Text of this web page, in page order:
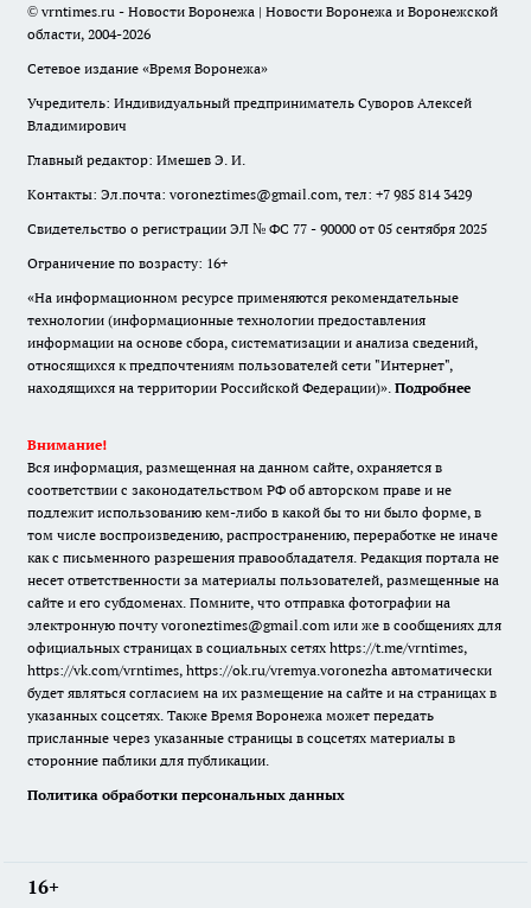
© vrntimes.ru - Новости Воронежа | Новости Воронежа и Воронежской
области, 2004-2026
Сетевое издание «Время Воронежа»
Учредитель: Индивидуальный предприниматель Суворов Алексей
Владимирович
Главный редактор: Имешев Э. И.
Контакты: Эл.почта: voroneztimes@gmail.com, тел: +7 985 814 3429
Свидетельство о регистрации ЭЛ № ФС 77 - 90000 от 05 сентября 2025
Ограничение по возрасту: 16+
«На информационном ресурсе применяются рекомендательные
технологии (информационные технологии предоставления
информации на основе сбора, систематизации и анализа сведений,
относящихся к предпочтениям пользователей сети "Интернет",
находящихся на территории Российской Федерации)». Подробнее
Внимание!
Вся информация, размещенная на данном сайте, охраняется в
соответствии с законодательством РФ об авторском праве и не
подлежит использованию кем-либо в какой бы то ни было форме, в
том числе воспроизведению, распространению, переработке не иначе
как с письменного разрешения правообладателя. Редакция портала не
несет ответственности за материалы пользователей, размещенные на
сайте и его субдоменах. Помните, что отправка фотографии на
электронную почту voroneztimes@gmail.com или же в сообщениях для
официальных страницах в социальных сетях https://t.me/vrntimes,
https://vk.com/vrntimes, https://ok.ru/vremya.voronezha автоматически
будет являться согласием на их размещение на сайте и на страницах в
указанных соцсетях. Также Время Воронежа может передать
присланные через указанные страницы в соцсетях материалы в
сторонние паблики для публикации.
Политика обработки персональных данных
16+